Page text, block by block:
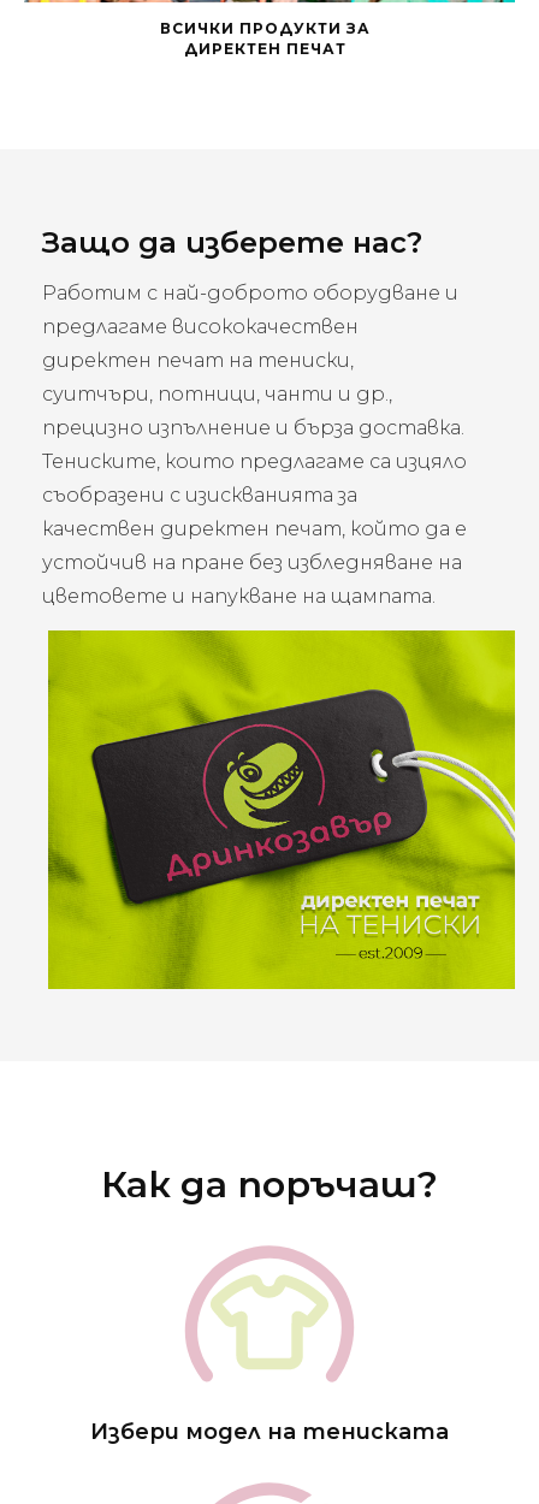
ВСИЧКИ ПРОДУКТИ ЗА
ДИРЕКТЕН ПЕЧАТ
Защо да изберете нас?
Работим с най-доброто оборудване и
предлагаме висококачествен
директен печат на тениски,
суитчъри, потници, чанти и др.,
прецизно изпълнение и бърза доставка.
Тениските, които предлагаме са изцяло
съобразени с изискванията за
качествен директен печат, който да е
устойчив на пране без избледняване на
цветовете и напукване на щампата.
Как да поръчаш?
Избери модел на тениската